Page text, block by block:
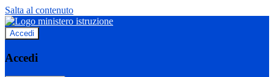
Salta al contenuto
Accedi
Accedi